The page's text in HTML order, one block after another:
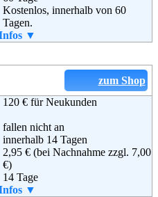
+49 (0)180-530 50 50
+49 (0)9572-91 22 55
service@baur.de
Blog,AGB
Kostenlos, innerhalb von 60
Tagen.
per Mail
Colosseum 1
1213 NL Hilversum
Niederlande
+49 (0) 6995206453
▼
zum Shop
120 € für Neukunden
fallen nicht an
innerhalb 14 Tagen
2,95 € (bei Nachnahme zzgl. 7,00
€)
14 Tage
Ja
▼